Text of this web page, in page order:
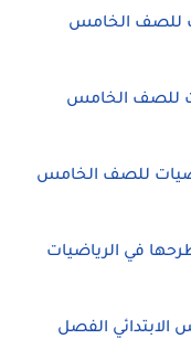
للصف الخامس
للصف الخامس
للصف الخامس
في الرياضيات
الفصل